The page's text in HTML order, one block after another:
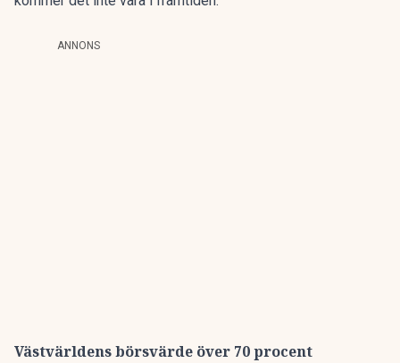
ANNONS
Västvärldens börsvärde över 70 procent